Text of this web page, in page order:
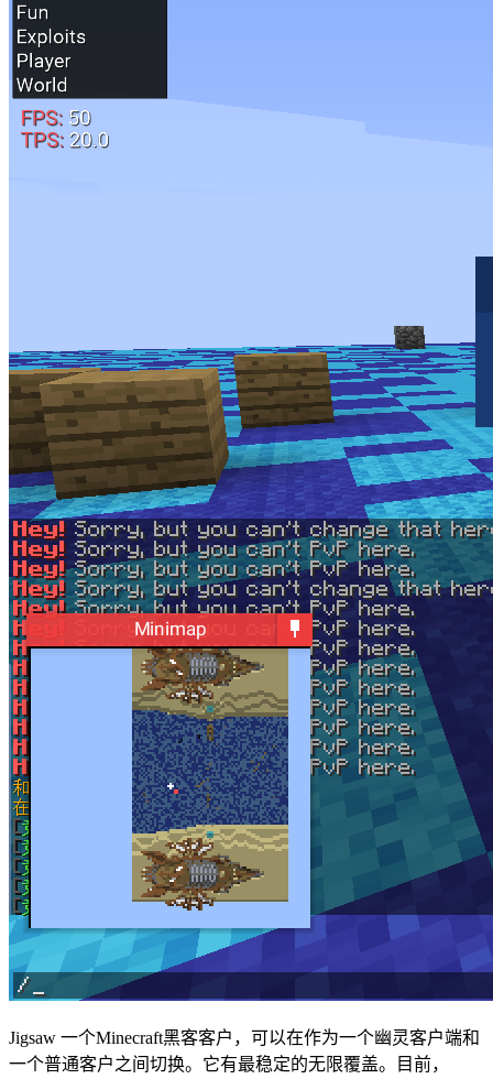
Jigsaw 一个Minecraft黑客客户，可以在作为一个幽灵客户端和
一个普通客户之间切换。它有最稳定的无限覆盖。目前，